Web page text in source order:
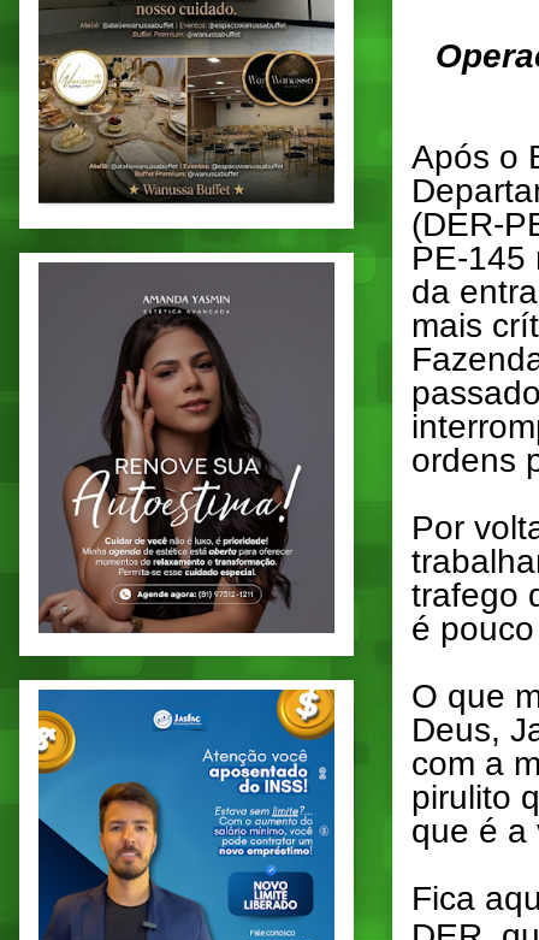
Após o
(DER-
PE-145
da
mais
ordens
Por
trafego
é
O que
Deus,
com a
pirulito
que é a
Fica